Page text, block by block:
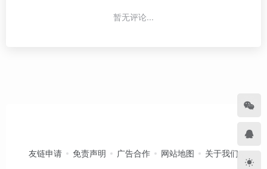
暂无评论...
友链申请 免责声明 广告合作 网站地图 关于我们